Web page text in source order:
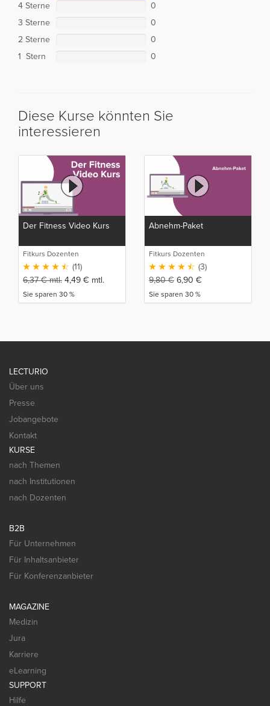
4 Sterne
0
3 Sterne
0
2 Sterne
0
1 Stern
0
Diese Kurse könnten Sie
interessieren
Der Fitness Video Kurs
Fitkurs Dozenten
(11)
6,37€mtl. 4,49 € mtl.
Sie sparen 30 %
Abnehm-Paket
Fitkurs Dozenten
(3)
9,80€ 6,90 €
Sie sparen 30 %
LECTURIO
Über uns
Presse
Jobangebote
Kontakt
KURSE
nach Themen
nach Institutionen
nach Dozenten
B2B
Für Unternehmen
Für Inhaltsanbieter
Für Konferenzanbieter
MAGAZINE
Medizin
Jura
Karriere
eLearning
SUPPORT
Hilfe